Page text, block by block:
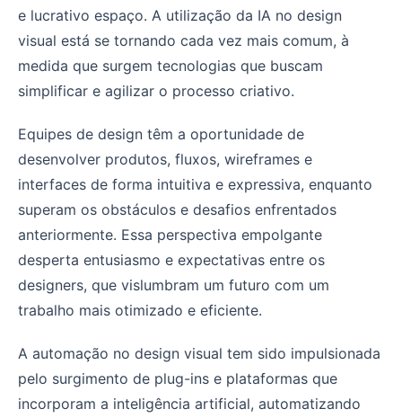
e lucrativo espaço. A utilização da IA no design
visual está se tornando cada vez mais comum, à
medida que surgem tecnologias que buscam
simplificar e agilizar o processo criativo.
Equipes de design têm a oportunidade de
desenvolver produtos, fluxos, wireframes e
interfaces de forma intuitiva e expressiva, enquanto
superam os obstáculos e desafios enfrentados
anteriormente. Essa perspectiva empolgante
desperta entusiasmo e expectativas entre os
designers, que vislumbram um futuro com um
trabalho mais otimizado e eficiente.
A automação no design visual tem sido impulsionada
pelo surgimento de plug-ins e plataformas que
incorporam a inteligência artificial, automatizando